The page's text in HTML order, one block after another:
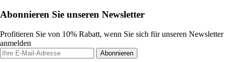
Abonnieren Sie unseren Newsletter
Profitieren Sie von 10% Rabatt, wenn Sie sich für unseren Newsletter
anmelden
Abonnieren